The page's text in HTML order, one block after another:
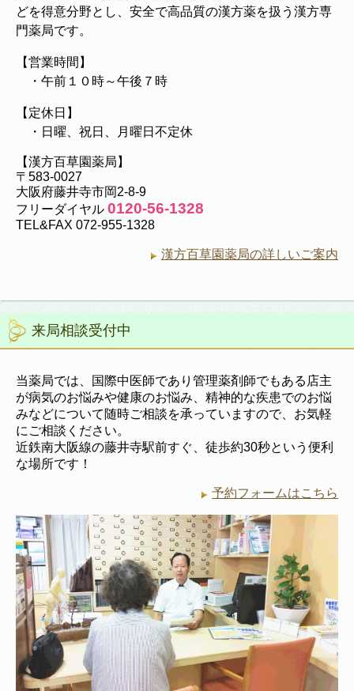
どを得意分野とし、安全で高品質の漢方薬を扱う漢方専
門薬局です。
【営業時間】
・午前１０時～午後７時
【定休日】
・日曜、祝日、月曜日不定休
【漢方百草園薬局】
〒583-0027
大阪府藤井寺市岡2-8-9
フリーダイヤル 0120-56-1328
TEL&FAX 072-955-1328
漢方百草園薬局の詳しいご案内
来局相談受付中
当薬局では、国際中医師であり管理薬剤師でもある店主
が病気のお悩みや健康のお悩み、精神的な疾患でのお悩
みなどについて随時ご相談を承っていますので、お気軽
にご相談ください。
近鉄南大阪線の藤井寺駅前すぐ、徒歩約30秒という便利
な場所です！
予約フォームはこちら